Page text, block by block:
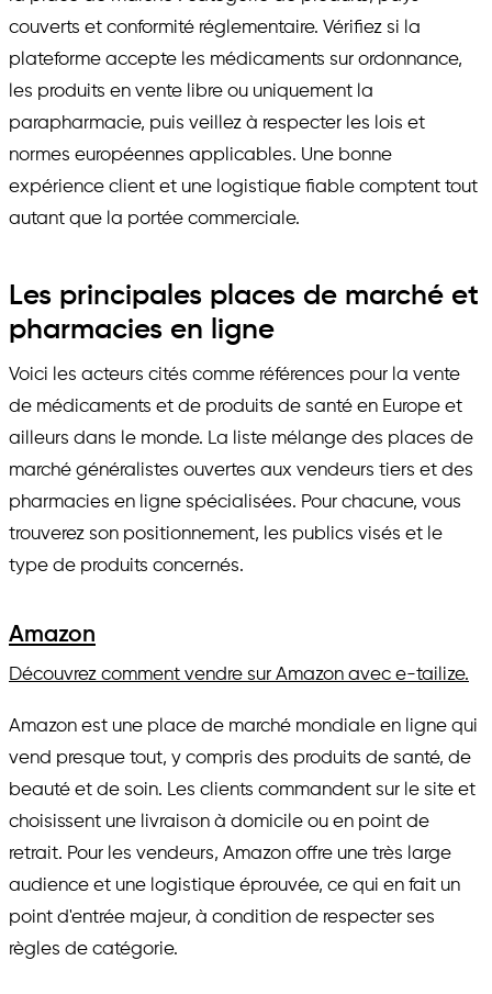
couverts et conformité réglementaire. Vérifiez si la
plateforme accepte les médicaments sur ordonnance,
les produits en vente libre ou uniquement la
parapharmacie, puis veillez à respecter les lois et
normes européennes applicables. Une bonne
expérience client et une logistique fiable comptent tout
autant que la portée commerciale.
Les principales places de marché et
pharmacies en ligne
Voici les acteurs cités comme références pour la vente
de médicaments et de produits de santé en Europe et
ailleurs dans le monde. La liste mélange des places de
marché généralistes ouvertes aux vendeurs tiers et des
pharmacies en ligne spécialisées. Pour chacune, vous
trouverez son positionnement, les publics visés et le
type de produits concernés.
Amazon
Découvrez comment vendre sur Amazon avec e-tailize.
Amazon est une place de marché mondiale en ligne qui
vend presque tout, y compris des produits de santé, de
beauté et de soin. Les clients commandent sur le site et
choisissent une livraison à domicile ou en point de
retrait. Pour les vendeurs, Amazon offre une très large
audience et une logistique éprouvée, ce qui en fait un
point d'entrée majeur, à condition de respecter ses
règles de catégorie.